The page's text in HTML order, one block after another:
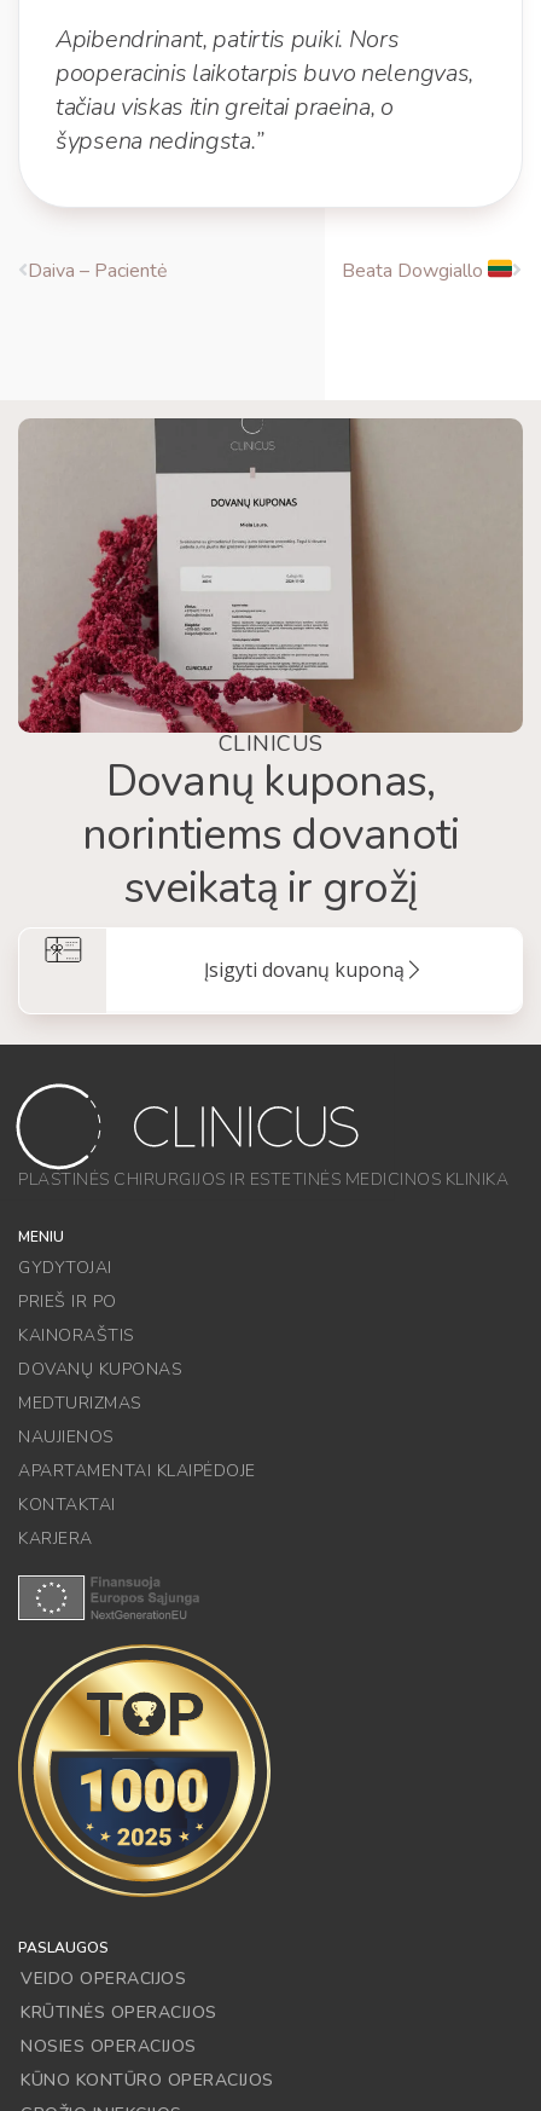
Apibendrinant, patirtis puiki. Nors
pooperacinis laikotarpis buvo nelengvas,
tačiau viskas itin greitai praeina, o
šypsena nedingsta.”
Daiva – Pacientė Beata Dowgiallo
CLINICUS
Dovanų kuponas,
norintiems dovanoti
sveikatą ir grožį
Įsigyti dovanų kuponą
PLASTINĖS CHIRURGIJOS IR ESTETINĖS MEDICINOS KLINIKA
MENIU
GYDYTOJAI
PRIEŠ IR PO
KAINORAŠTIS
DOVANŲ KUPONAS
MEDTURIZMAS
NAUJIENOS
APARTAMENTAI KLAIPĖDOJE
KONTAKTAI
KARJERA
PASLAUGOS
VEIDO OPERACIJOS
KRŪTINĖS OPERACIJOS
NOSIES OPERACIJOS
KŪNO KONTŪRO OPERACIJOS